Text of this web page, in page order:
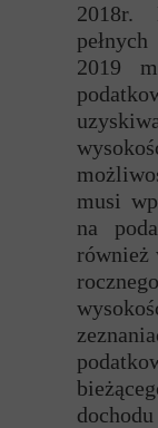
2018r.
2019
musi
na
również